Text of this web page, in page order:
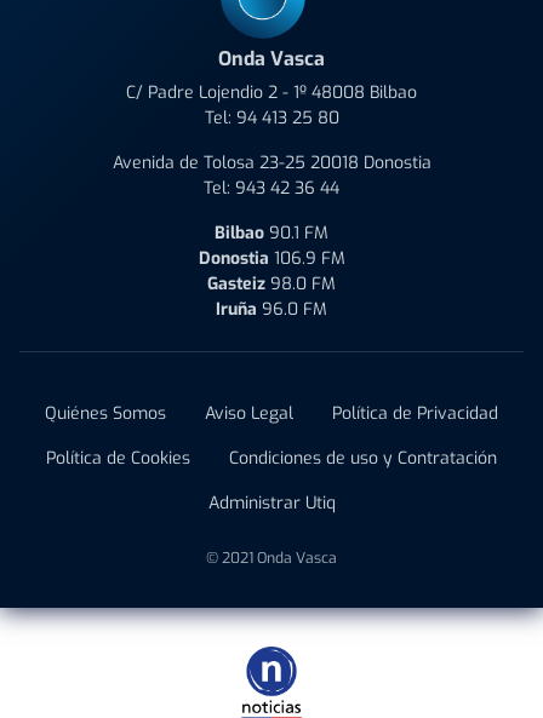
Onda Vasca
C/ Padre Lojendio 2 - 1º 48008 Bilbao
Tel: 94 413 25 80
Avenida de Tolosa 23-25 20018 Donostia
Tel: 943 42 36 44
Bilbao 90.1 FM
Donostia 106.9 FM
Gasteiz 98.0 FM
Iruña 96.0 FM
Quiénes Somos Aviso Legal
Política de Privacidad
Política de Cookies
Condiciones de uso y Contratación
Administrar Utiq
© 2021 Onda Vasca